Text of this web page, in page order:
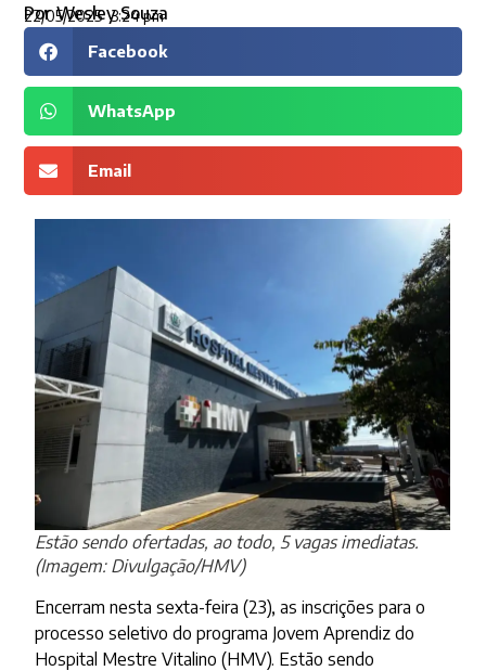
PorWesley Souza
22/05/2025 3:24 pm
Facebook
WhatsApp
Email
Estão sendo ofertadas, ao todo, 5 vagas imediatas.
(Imagem: Divulgação/HMV)
Encerram nesta sexta-feira (23), as inscrições para o
processo seletivo do programa Jovem Aprendiz do
Hospital Mestre Vitalino (HMV). Estão sendo